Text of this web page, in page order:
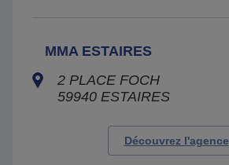
MMA ESTAIRES
2 PLACE FOCH
59940 ESTAIRES
Découvrez l'agence